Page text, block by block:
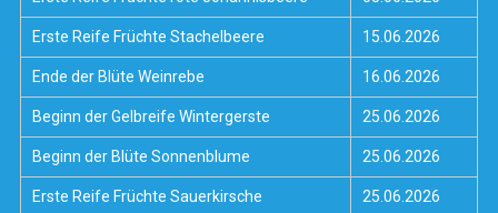
Erste Reife Früchte Stachelbeere 15.06.2026
Ende der Blüte Weinrebe 16.06.2026
Beginn der Gelbreife Wintergerste 25.06.2026
Beginn der Blüte Sonnenblume 25.06.2026
Erste Reife Früchte Sauerkirsche 25.06.2026